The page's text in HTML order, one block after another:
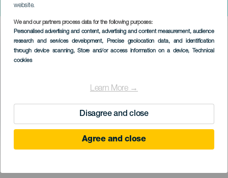
website.
We and our partners process data for the following purposes:
Personalised advertising and content, advertising and content measurement, audience
research and services development, Precise geolocation data, and identification
through device scanning, Store and/or access information on a device, Technical
cookies
Learn More →
Disagree and close
Agree and close
Chris Lebron en concierto
Imagen
Listado